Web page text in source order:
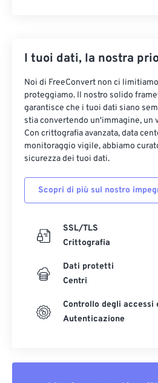
I tuoi dati, la nostra
Noi di FreeConvert non ci
proteggiamo. Il nostro solido
garantisce che i tuoi dati siano
stia convertendo un'immagine, un
Con crittografia avanzata, data
monitoraggio vigile, abbiamo
sicurezza dei tuoi dati.
Scopri di più sul nostro
SSL/TLS
Crittografia
Dati protetti
Centri
Controllo degli accessi
Autenticazione